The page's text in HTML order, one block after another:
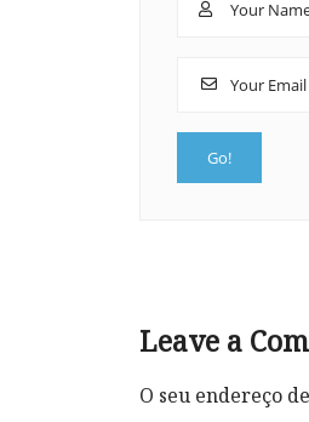
Leave a
O seu endereço